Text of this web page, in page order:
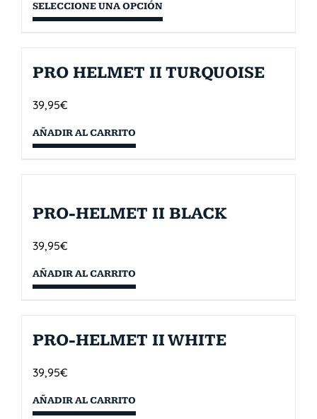
SELECCIONE UNA OPCIÓN
PRO HELMET II TURQUOISE
39,95€
AÑADIR AL CARRITO
PRO-HELMET II BLACK
39,95€
AÑADIR AL CARRITO
PRO-HELMET II WHITE
39,95€
AÑADIR AL CARRITO